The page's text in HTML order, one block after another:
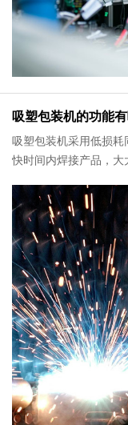
吸塑包装机的功能
吸塑包装机采用低损
快时间内焊接产品，
可以避免因操作不当造